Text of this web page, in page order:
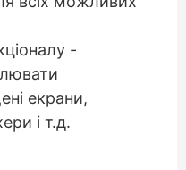
-
екрани,
і т.д.